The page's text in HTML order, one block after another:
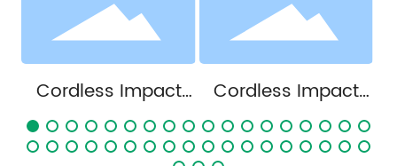
Cordless Impact
Driver
Cordless Impact
Driver